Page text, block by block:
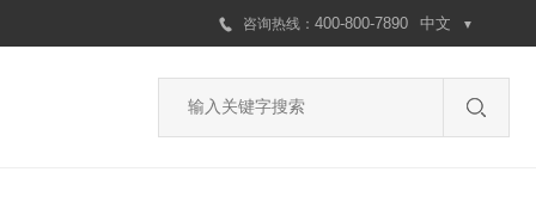
中文 ▼
咨询热线 ： 400-800-7890